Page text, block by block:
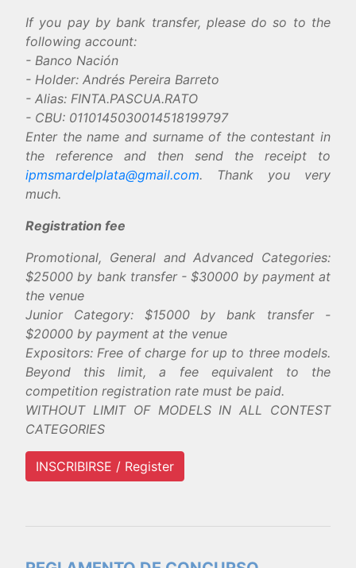
If you pay by bank transfer, please do so to the
following account:
- Banco Nación
- Holder: Andrés Pereira Barreto
- Alias: FINTA.PASCUA.RATO
- CBU: 0110145030014518199797
Enter the name and surname of the contestant in
the reference and then send the receipt to
ipmsmardelplata@gmail.com. Thank you very
much.
Registration fee
Promotional, General and Advanced Categories:
$25000 by bank transfer - $30000 by payment at
the venue
Junior Category: $15000 by bank transfer -
$20000 by payment at the venue
Expositors: Free of charge for up to three models.
Beyond this limit, a fee equivalent to the
competition registration rate must be paid.
WITHOUT LIMIT OF MODELS IN ALL CONTEST
CATEGORIES
INSCRIBIRSE / Register